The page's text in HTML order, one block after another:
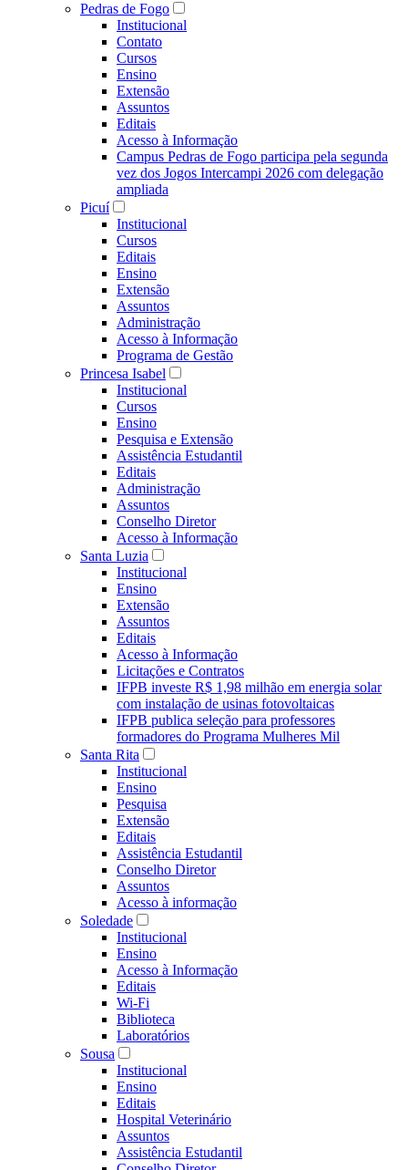
Pedras de Fogo
Institucional
Contato
Cursos
Ensino
Extensão
Assuntos
Editais
Acesso à Informação
Campus Pedras de Fogo participa pela segunda
vez dos Jogos Intercampi 2026 com delegação
ampliada
Picuí
Institucional
Cursos
Editais
Ensino
Extensão
Assuntos
Administração
Acesso à Informação
Programa de Gestão
Princesa Isabel
Institucional
Cursos
Ensino
Pesquisa e Extensão
Assistência Estudantil
Editais
Administração
Assuntos
Conselho Diretor
Acesso à Informação
Santa Luzia
Institucional
Ensino
Extensão
Assuntos
Editais
Acesso à Informação
Licitações e Contratos
IFPB investe R$ 1,98 milhão em energia solar
com instalação de usinas fotovoltaicas
IFPB publica seleção para professores
formadores do Programa Mulheres Mil
Santa Rita
Institucional
Ensino
Pesquisa
Extensão
Editais
Assistência Estudantil
Conselho Diretor
Assuntos
Acesso à informação
Soledade
Institucional
Ensino
Acesso à Informação
Editais
Wi-Fi
Biblioteca
Laboratórios
Sousa
Institucional
Ensino
Editais
Hospital Veterinário
Assuntos
Assistência Estudantil